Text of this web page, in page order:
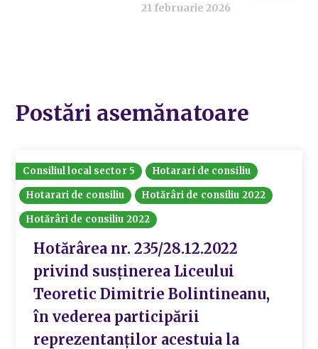
21 februarie 2026
Postări asemănatoare
Consiliul local sector 5
Hotarari de consiliu
Hotarari de consiliu
Hotărâri de consiliu 2022
Hotărâri de consiliu 2022
Hotărârea nr. 235/28.12.2022
privind susținerea Liceului
Teoretic Dimitrie Bolintineanu,
în vederea participării
reprezentanților acestuia la